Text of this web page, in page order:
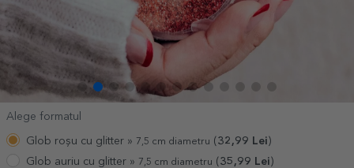
Alege formatul
Glob roșu cu glitter » 7,5 cm diametru ( 32,99 Lei )
Glob auriu cu glitter » 7,5 cm diametru (35,99 Lei)